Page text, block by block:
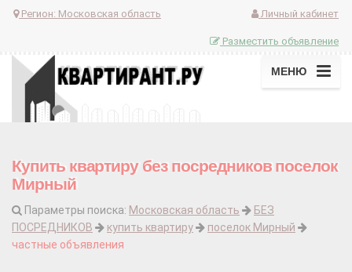
Регион: Московская область Личный кабинет
Разместить объявление
МЕНЮ
Купить квартиру без посредников поселок
Мирный
Параметры поиска: Московская область
БЕЗ
ПОСРЕДНИКОВ
купить квартиру
поселок Мирный
частные объявления